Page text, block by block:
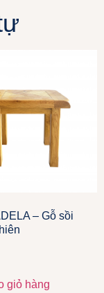
– Gỗ sồi
giỏ hàng